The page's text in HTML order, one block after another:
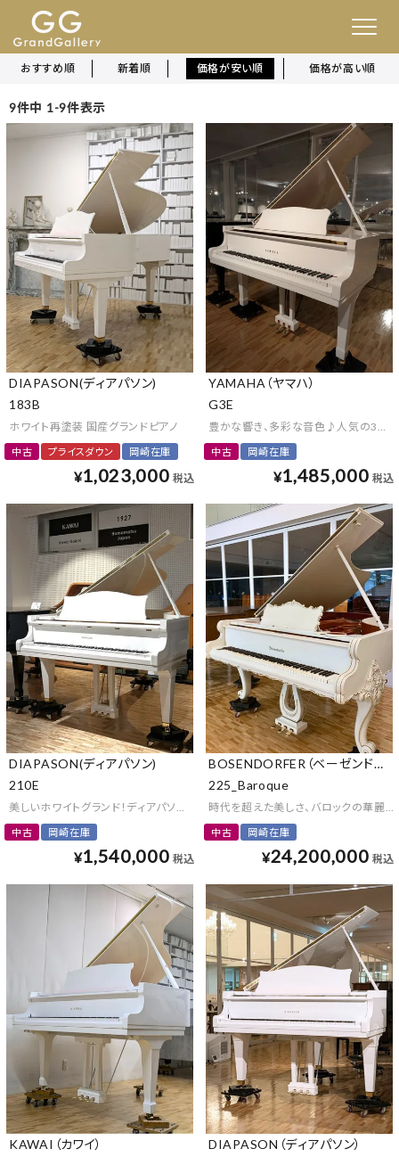
おすすめ順 新着順 価格が安い順 価格が高い順
9件中 1-9件表示
DIAPASON(ディアパソン)
183B
ホワイト再塗装 国産グランドピアノ
中古 プライスダウン 岡崎在庫
¥1,023,000 税込
YAMAHA（ヤマハ）
G3E
豊かな響き、多彩な音色♪人気の3型
中古 岡崎在庫
¥1,485,000 税込
DIAPASON(ディアパソン)
210E
美しいホワイトグランド！ディアパソン奥行211cmモデル
中古 岡崎在庫
¥1,540,000 税込
BOSENDORFER（ベーゼンドルフ
225_Baroque
時代を超えた美しさ、バロックの華麗
中古 岡崎在庫
¥24,200,000 税込
KAWAI（カワイ）
DIAPASON（ディアパソン）